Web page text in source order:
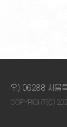
우) 06288 서울
COPYRIGHT(C)